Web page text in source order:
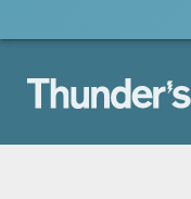
Thunder's Place